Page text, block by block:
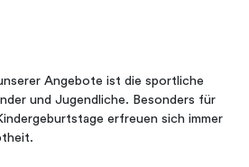
Angebote ist die sportliche
und Jugendliche. Besonders für
erfreuen sich immer